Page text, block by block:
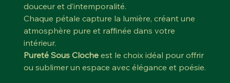
douceur et d’intemporalité.
Chaque pétale capture la lumière, créant une
atmosphère pure et raffinée dans votre
intérieur.
Pureté Sous Cloche est le choix idéal pour offrir
ou sublimer un espace avec élégance et poésie.